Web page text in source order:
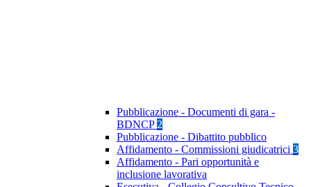
Pubblicazione - Documenti di gara -
BDNCP 2
Pubblicazione - Dibattito pubblico
Affidamento - Commissioni giudicatrici 3
Affidamento - Pari opportunità e
inclusione lavorativa